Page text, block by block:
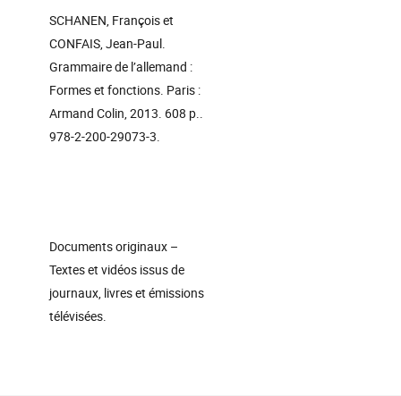
SCHANEN, François et
CONFAIS, Jean-Paul.
Grammaire de l’allemand :
Formes et fonctions. Paris :
Armand Colin, 2013. 608 p..
978-2-200-29073-3.
Documents originaux –
Textes et vidéos issus de
journaux, livres et émissions
télévisées.